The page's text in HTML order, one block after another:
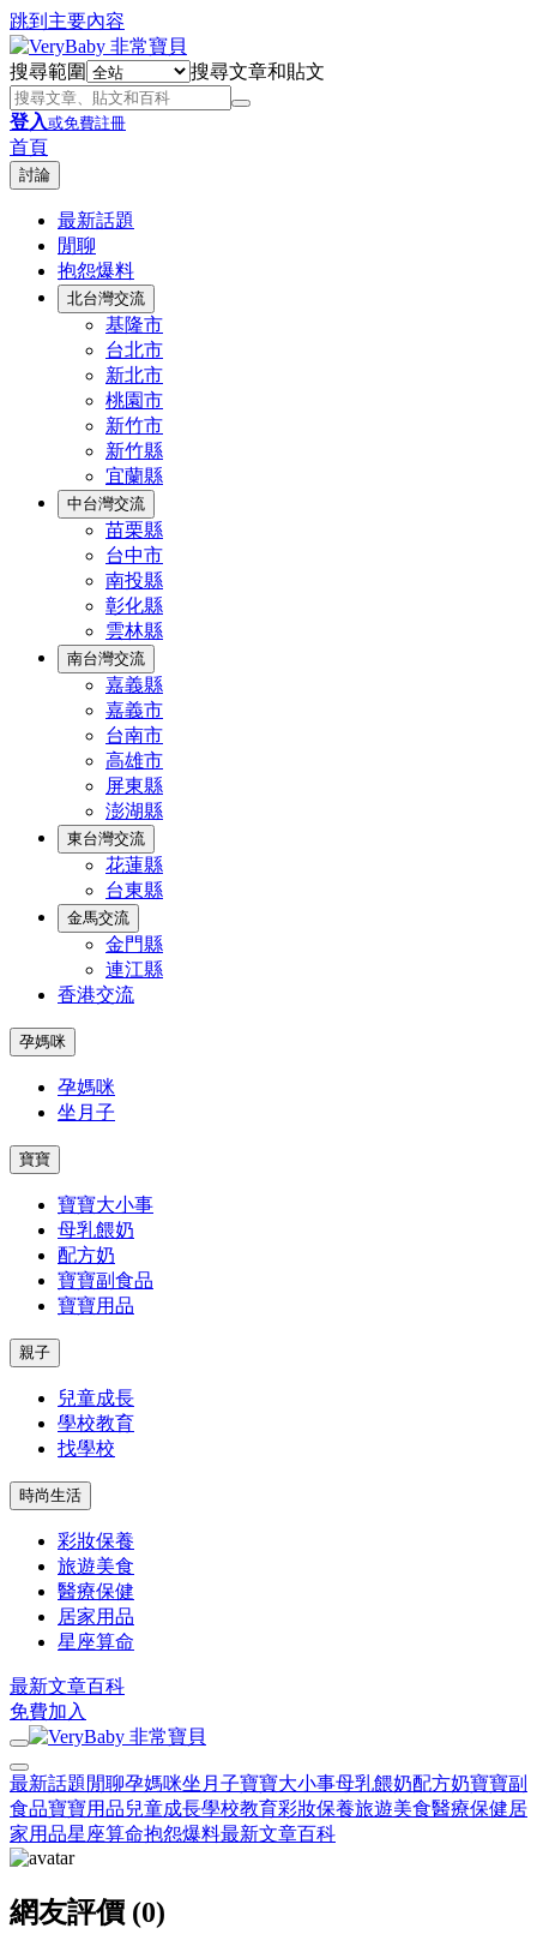
跳到主要內容
搜尋範圍 搜尋文章和貼文
登入或免費註冊
首頁
討論
最新話題
閒聊
抱怨爆料
北台灣交流
基隆市
台北市
新北市
桃園市
新竹市
新竹縣
宜蘭縣
中台灣交流
苗栗縣
台中市
南投縣
彰化縣
雲林縣
南台灣交流
嘉義縣
嘉義市
台南市
高雄市
屏東縣
澎湖縣
東台灣交流
花蓮縣
台東縣
金馬交流
金門縣
連江縣
香港交流
孕媽咪
孕媽咪
坐月子
寶寶
寶寶大小事
母乳餵奶
配方奶
寶寶副食品
寶寶用品
親子
兒童成長
學校教育
找學校
時尚生活
彩妝保養
旅遊美食
醫療保健
居家用品
星座算命
最新文章百科
免費加入
最新話題 閒聊孕媽咪坐月子寶寶大小事母乳餵奶配方奶寶寶副
食品寶寶用品兒童成長學校教育彩妝保養旅遊美食醫療保健居
家用品星座算命抱怨爆料最新文章百科
網友評價 (0)